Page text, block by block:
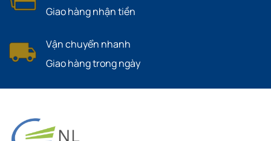
Giao hàng nhận tiền
Vận chuyển nhanh
Giao hàng trong ngày